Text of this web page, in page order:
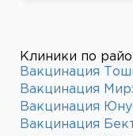
Клиники по
Вакцинация
Вакцинация
Вакцинация
Вакцинация